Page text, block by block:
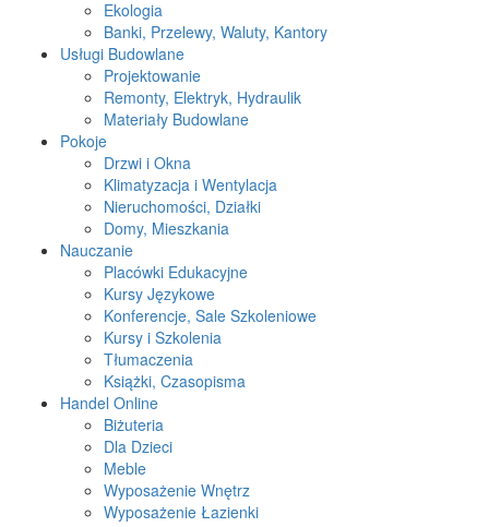
Ekologia
Banki, Przelewy, Waluty, Kantory
Usługi Budowlane
Projektowanie
Remonty, Elektryk, Hydraulik
Materiały Budowlane
Pokoje
Drzwi i Okna
Klimatyzacja i Wentylacja
Nieruchomości, Działki
Domy, Mieszkania
Nauczanie
Placówki Edukacyjne
Kursy Językowe
Konferencje, Sale Szkoleniowe
Kursy i Szkolenia
Tłumaczenia
Książki, Czasopisma
Handel Online
Biżuteria
Dla Dzieci
Meble
Wyposażenie Wnętrz
Wyposażenie Łazienki